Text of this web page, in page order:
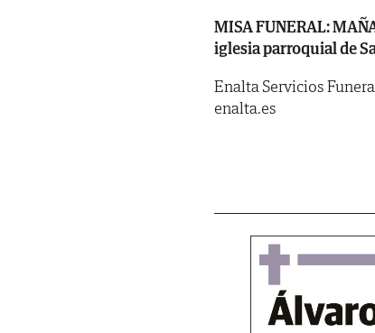
MISA FUNERAL:
iglesia parroquial de
Enalta Servicios
enalta.es